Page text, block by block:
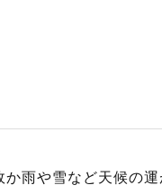
雨や雪など天候の運